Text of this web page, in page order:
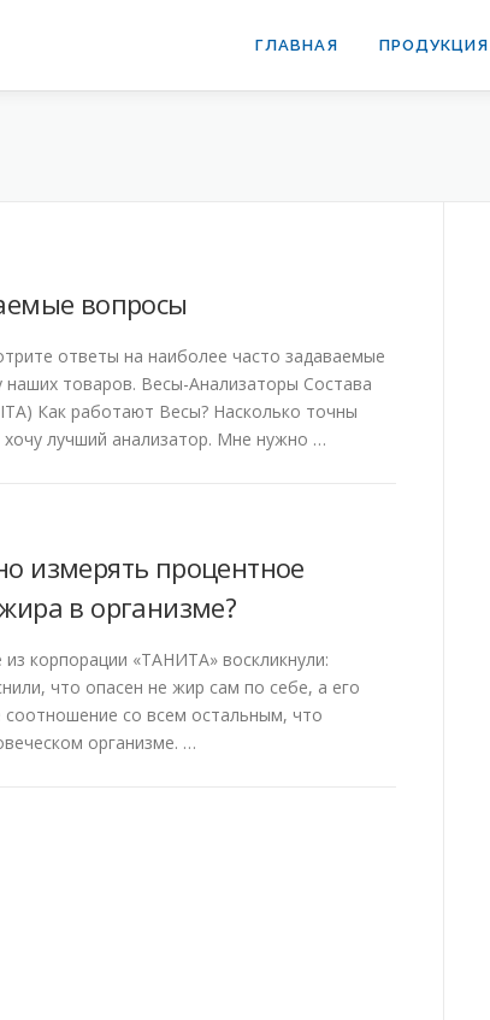
ГЛАВНАЯ ПРОДУКЦИЯ
вопросы
ответы на наиболее часто задаваемые
товаров. Весы-Анализаторы Состава
Как работают Весы? Насколько точны
лучший анализатор. Мне нужно …
измерять процентное
в организме?
из корпорации «ТАНИТА» воскликнули:
что опасен не жир сам по себе, а его
со всем остальным, что
организме. …